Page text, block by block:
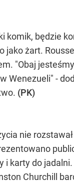
komik, będzie
żart.
"Obaj
Wenezueli" -
(PK)
nie
karty do
Churchill